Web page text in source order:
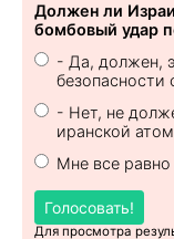
Должен ли
бомбовый удар
- Да, должен,
безопасности
- Нет, не
иранской
Мне все равно
Голосовать!
Для просмотра